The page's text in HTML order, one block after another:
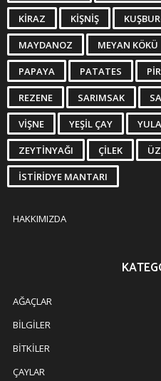
KIRAZ KIŞNIŞ
MAYDANOZ MEYAN KÖKÜ
PAPAYA PATATES
REZENE SARIMSAK
VIŞNE YEŞIL ÇAY
ZEYTINYAĞI ÇILEK
İSTIRIDYE MANTARI
HAKKIMIZDA
AĞAÇLAR
BILGILER
BITKILER
ÇAYLAR